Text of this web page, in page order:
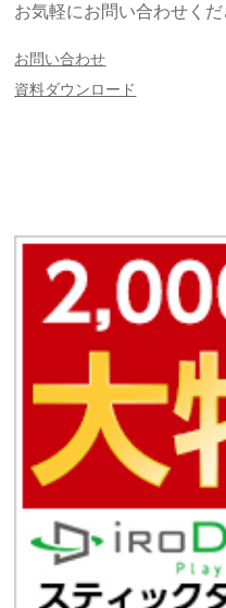
お気軽にお問い合わせくだ
お問い合わせ
資料ダウンロード